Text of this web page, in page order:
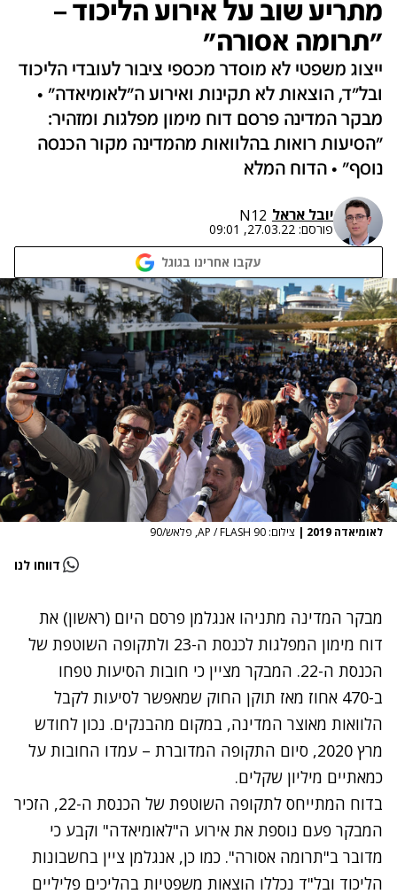
מתריע שוב על אירוע הליכוד –
"תרומה אסורה"
ייצוג משפטי לא מוסדר מכספי ציבור לעובדי הליכוד
ובל"ד, הוצאות לא תקינות ואירוע ה"לאומיאדה" •
מבקר המדינה פרסם דוח מימון מפלגות ומזהיר:
"הסיעות רואות בהלוואות מהמדינה מקור הכנסה
נוסף" • הדוח המלא
יובל אראל N12
פורסם: 27.03.22, 09:01
עקבו אחרינו בגוגל
לאומיאדה 2019 | צילום: AP / FLASH 90, פלאש/90
דווחו לנו
מבקר המדינה מתניהו אנגלמן פרסם היום (ראשון) את
דוח מימון המפלגות לכנסת ה-23 ולתקופה השוטפת של
הכנסת ה-22. המבקר מציין כי חובות הסיעות טפחו
ב-470 אחוז מאז תוקן החוק שמאפשר לסיעות לקבל
הלוואות מאוצר המדינה, במקום מהבנקים. נכון לחודש
מרץ 2020, סיום התקופה המדוברת – עמדו החובות על
כמאתיים מיליון שקלים.
בדוח המתייחס לתקופה השוטפת של הכנסת ה-22, הזכיר
המבקר פעם נוספת את אירוע ה"לאומיאדה" וקבע כי
מדובר ב"תרומה אסורה". כמו כן, אנגלמן ציין בחשבונות
הליכוד ובל"ד נכללו הוצאות משפטיות בהליכים פליליים